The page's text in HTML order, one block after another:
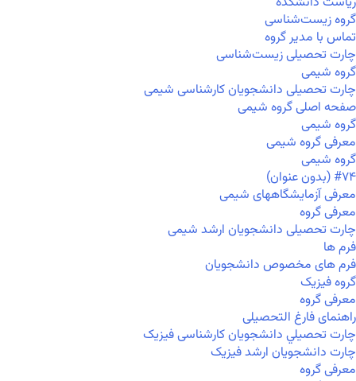
گروه زیست‌شناسی
تماس با مدیر گروه
چارت تحصیلی زیست‌شناسی
گروه شیمی
چارت تحصیلی دانشجویان کارشناسی شیمی
صفحه اصلی گروه شیمی
گروه شیمی
معرفی گروه شیمی
گروه شیمی
#۷۴ (بدون عنوان)
معرفی آزمایشگاههای شیمی
معرفی گروه
چارت تحصیلی دانشجویان ارشد شیمی
فرم ها
فرم های مخصوص دانشجویان
گروه فیزیک
معرفی گروه
راهنمای فارغ التحصیلی
چارت تحصيلي دانشجویان کارشناسی فیزیک
چارت دانشجویان ارشد فیزیک
معرفی گروه